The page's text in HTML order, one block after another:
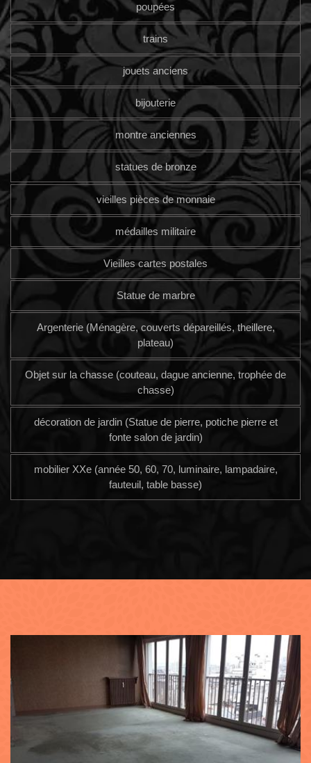
poupées
trains
jouets anciens
bijouterie
montre anciennes
statues de bronze
vieilles pièces de monnaie
médailles militaire
Vieilles cartes postales
Statue de marbre
Argenterie (Ménagère, couverts dépareillés, theillere,
plateau)
Objet sur la chasse (couteau, dague ancienne, trophée de
chasse)
décoration de jardin (Statue de pierre, potiche pierre et
fonte salon de jardin)
mobilier XXe (année 50, 60, 70, luminaire, lampadaire,
fauteuil, table basse)